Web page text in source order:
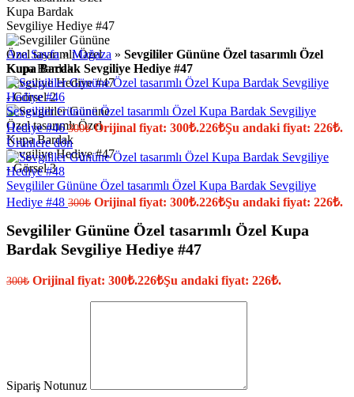
Ana Sayfa»Mağaza » Sevgililer Gününe Özel tasarımlı Özel
Kupa Bardak Sevgiliye Hediye #47
Sevgililer Gününe Özel tasarımlı Özel Kupa Bardak Sevgiliye
Hediye #46300₺ Orijinal fiyat: 300₺.226₺Şu andaki fiyat: 226₺.
Ürünlere dön
Sevgililer Gününe Özel tasarımlı Özel Kupa Bardak Sevgiliye
Hediye #48 300₺ Orijinal fiyat: 300₺.226₺Şu andaki fiyat: 226₺.
Sevgililer Gününe Özel tasarımlı Özel Kupa
Bardak Sevgiliye Hediye #47
300₺ Orijinal fiyat: 300₺.226₺Şu andaki fiyat: 226₺.
Sipariş Notunuz